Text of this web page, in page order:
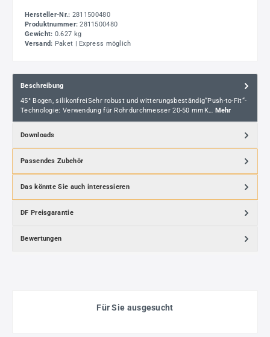
Hersteller-Nr.: 2811500480
Produktnummer: 2811500480
Gewicht: 0.627 kg
Versand: Paket | Express möglich
Beschreibung
45° Bogen, silikonfreiSehr robust und witterungsbeständig“Push-to-Fit“-
Technologie: Verwendung für Rohrdurchmesser 20-50 mmK… Mehr
Downloads
Passendes Zubehör
Das könnte Sie auch interessieren
DF Preisgarantie
Bewertungen
Für Sie ausgesucht